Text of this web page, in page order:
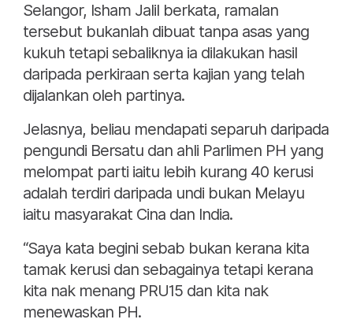
Selangor, Isham Jalil berkata, ramalan
tersebut bukanlah dibuat tanpa asas yang
kukuh tetapi sebaliknya ia dilakukan hasil
daripada perkiraan serta kajian yang telah
dijalankan oleh partinya.
Jelasnya, beliau mendapati separuh daripada
pengundi Bersatu dan ahli Parlimen PH yang
melompat parti iaitu lebih kurang 40 kerusi
adalah terdiri daripada undi bukan Melayu
iaitu masyarakat Cina dan India.
“Saya kata begini sebab bukan kerana kita
tamak kerusi dan sebagainya tetapi kerana
kita nak menang PRU15 dan kita nak
menewaskan PH.